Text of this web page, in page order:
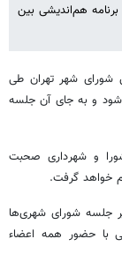
هم‌اندیشی بین
شورای شهر تهران طی
و به جای آن جلسه
و شهرداری صحبت
خواهد گرفت.
جلسه شورای شهری‌ها
با حضور همه اعضاء